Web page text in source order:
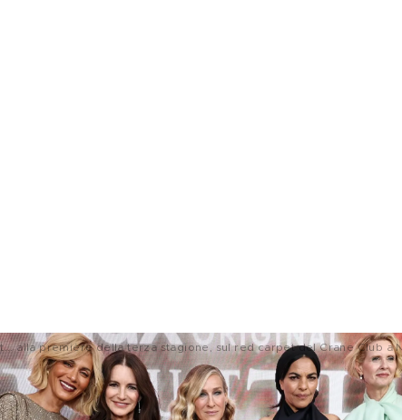
alla première della terza stagione, sul red carpet del Crane Club a
narrazione dai look pazzeschi